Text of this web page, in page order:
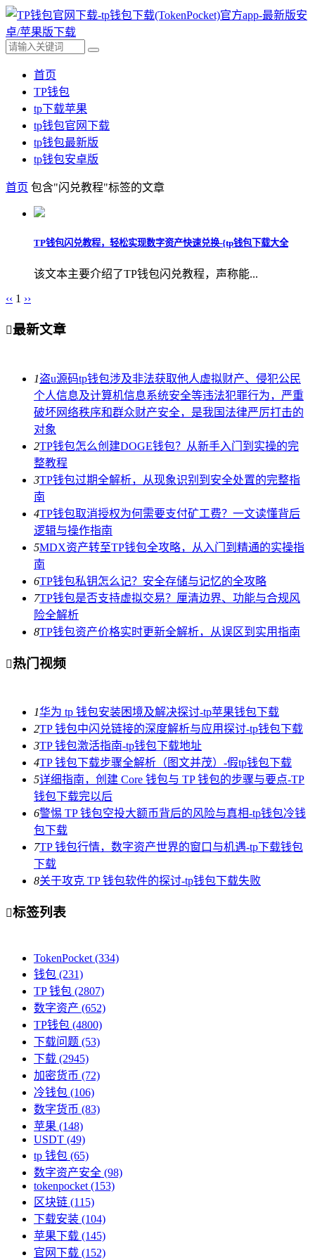
首页
TP钱包
tp下载苹果
tp钱包官网下载
tp钱包最新版
tp钱包安卓版
首页 包含"闪兑教程"标签的文章
TP钱包闪兑教程，轻松实现数字资产快速兑换-{tp钱包下载大全
该文本主要介绍了TP钱包闪兑教程，声称能...
‹‹ 1 ››
最新文章
1盗u源码tp钱包涉及非法获取他人虚拟财产、侵犯公民
个人信息及计算机信息系统安全等违法犯罪行为，严重
破坏网络秩序和群众财产安全，是我国法律严厉打击的
对象
2TP钱包怎么创建DOGE钱包？从新手入门到实操的完
整教程
3TP钱包过期全解析，从现象识别到安全处置的完整指
南
4TP钱包取消授权为何需要支付矿工费？一文读懂背后
逻辑与操作指南
5MDX资产转至TP钱包全攻略，从入门到精通的实操指
南
6TP钱包私钥怎么记？安全存储与记忆的全攻略
7TP钱包是否支持虚拟交易？厘清边界、功能与合规风
险全解析
8TP钱包资产价格实时更新全解析，从误区到实用指南
热门视频
1华为 tp 钱包安装困境及解决探讨-tp苹果钱包下载
2TP 钱包中闪兑链接的深度解析与应用探讨-tp钱包下载
3TP 钱包激活指南-tp钱包下载地址
4TP 钱包下载步骤全解析（图文并茂）-假tp钱包下载
5详细指南，创建 Core 钱包与 TP 钱包的步骤与要点-TP
钱包下载完以后
6警惕 TP 钱包空投大额币背后的风险与真相-tp钱包冷钱
包下载
7TP 钱包行情，数字资产世界的窗口与机遇-tp下载钱包
下载
8关于攻克 TP 钱包软件的探讨-tp钱包下载失败
标签列表
TokenPocket (334)
钱包 (231)
TP 钱包 (2807)
数字资产 (652)
TP钱包 (4800)
下载问题 (53)
下载 (2945)
加密货币 (72)
冷钱包 (106)
数字货币 (83)
苹果 (148)
USDT (49)
tp 钱包 (65)
数字资产安全 (98)
tokenpocket (153)
区块链 (115)
下载安装 (104)
苹果下载 (145)
官网下载 (152)